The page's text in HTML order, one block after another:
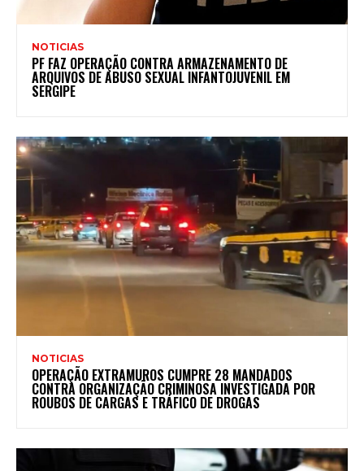
NOTICIAS
PF FAZ OPERAÇÃO CONTRA ARMAZENAMENTO DE
ARQUIVOS DE ABUSO SEXUAL INFANTOJUVENIL EM
SERGIPE
NOTICIAS
OPERAÇÃO EXTRAMUROS CUMPRE 28 MANDADOS
CONTRA ORGANIZAÇÃO CRIMINOSA INVESTIGADA POR
ROUBOS DE CARGAS E TRÁFICO DE DROGAS